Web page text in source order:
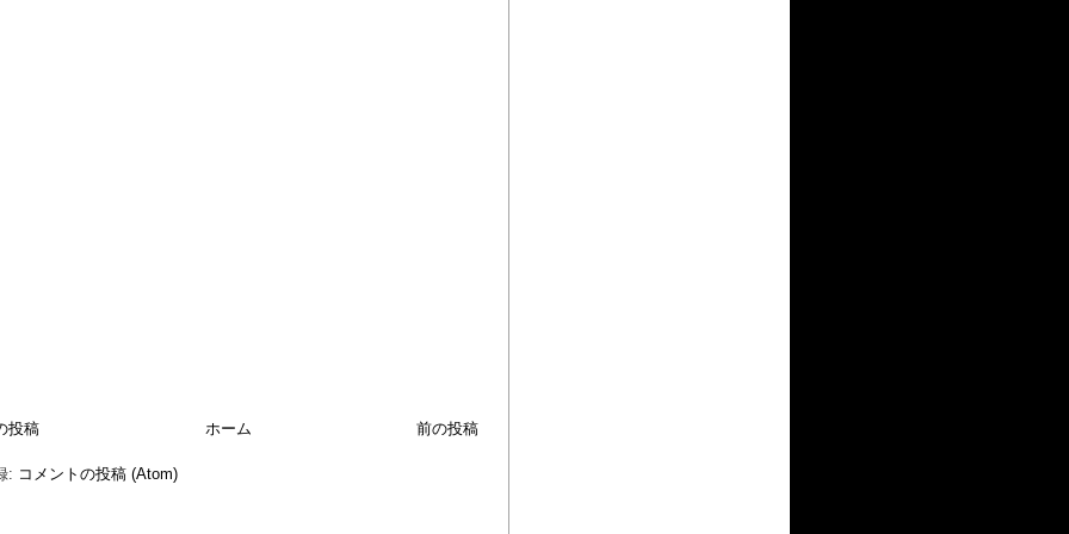
投稿 ホーム 前の投稿
: コメントの投稿 (Atom)